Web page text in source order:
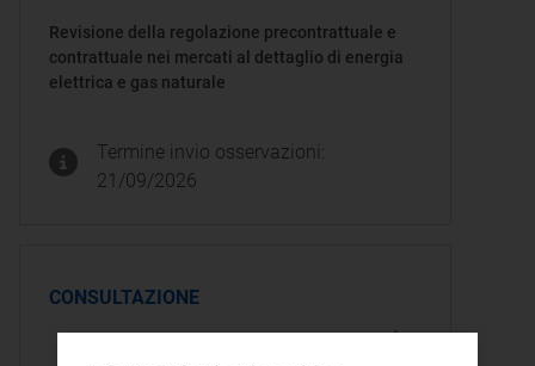
Revisione della regolazione precontrattuale e
contrattuale nei mercati al dettaglio di energia
elettrica e gas naturale
Termine invio osservazioni:
21/09/2026
CONSULTAZIONE